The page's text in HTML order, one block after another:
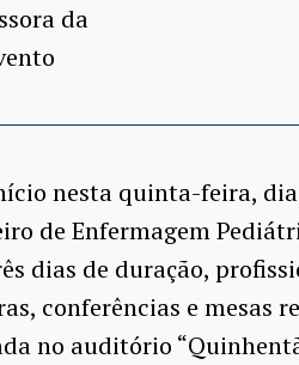
da
nesta quinta-feira,
de Enfermagem
dias de duração,
conferências e mesas
no auditório